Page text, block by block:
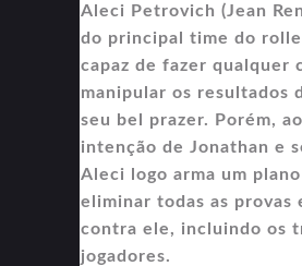
Aleci Petrovich (Jean
do principal time do
capaz de fazer qualquer
manipular os resultados
seu bel prazer. Porém,
intenção de Jonathan e
Aleci logo arma um
eliminar todas as provas
contra ele, incluindo os
jogadores.